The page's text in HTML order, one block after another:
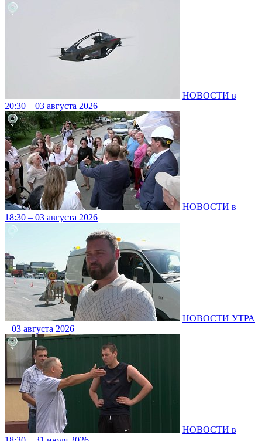
НОВОСТИ в
20:30 – 03 августа 2026
НОВОСТИ в
18:30 – 03 августа 2026
НОВОСТИ УТРА
– 03 августа 2026
НОВОСТИ в